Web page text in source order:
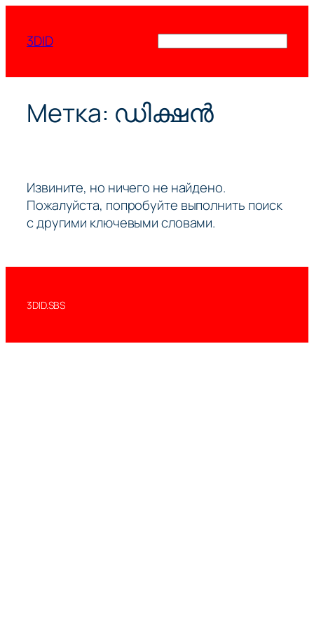
содержимому
3DID
Метка: ഡിക്ഷൻ
Извините, но ничего не найдено.
Пожалуйста, попробуйте выполнить поиск
с другими ключевыми словами.
3DID.SBS